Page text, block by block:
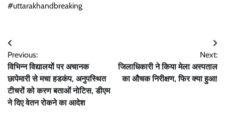
#uttarakhandbreaking
Post
navigation
Previous:
विभिन्न विद्यालयों पर अचानक
छापेमारी से मचा हडकंप, अनुपस्थित
टीचरों को करण बताओं नोटिस, डीएम
ने दिए वेतन रोकने का आदेश
Next:
जिलाधिकारी ने किया मेला अस्पताल
का औचक निरीक्षण, फिर क्या हुआ!